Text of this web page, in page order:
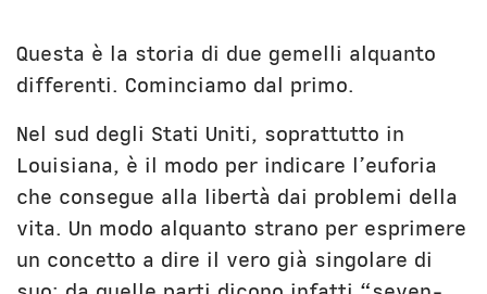
Unicatt
Unibg
In prima persona
In terza persona
Questa è la storia di due gemelli alquanto
differenti. Cominciamo dal primo.
Nel sud degli Stati Uniti, soprattutto in
Louisiana, è il modo per indicare l’euforia
che consegue alla libertà dai problemi della
vita. Un modo alquanto strano per esprimere
un concetto a dire il vero già singolare di